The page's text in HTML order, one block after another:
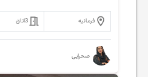
فرمانیه 3اتاق
صحرایی